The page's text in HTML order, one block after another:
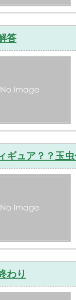
答
ギュア？？玉
わり